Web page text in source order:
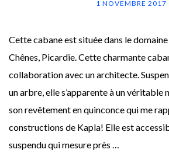
1 NOVEMBRE 2017
Cette cabane est située dans le domaine
Chênes, Picardie. Cette charmante
collaboration avec un architecte.
un arbre, elle s’apparente à un véritable
son revêtement en quinconce qui me
constructions de Kapla! Elle est
suspendu qui mesure près …